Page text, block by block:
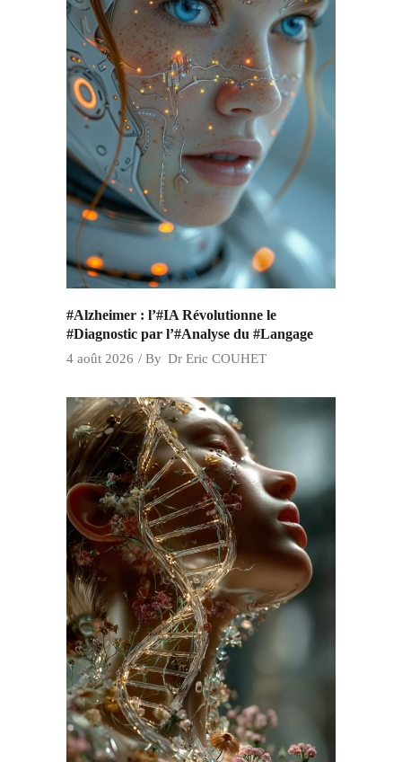
#Alzheimer : l’#IA Révolutionne le
#Diagnostic par l’#Analyse du #Langage
4 août 2026 By Dr Eric COUHET